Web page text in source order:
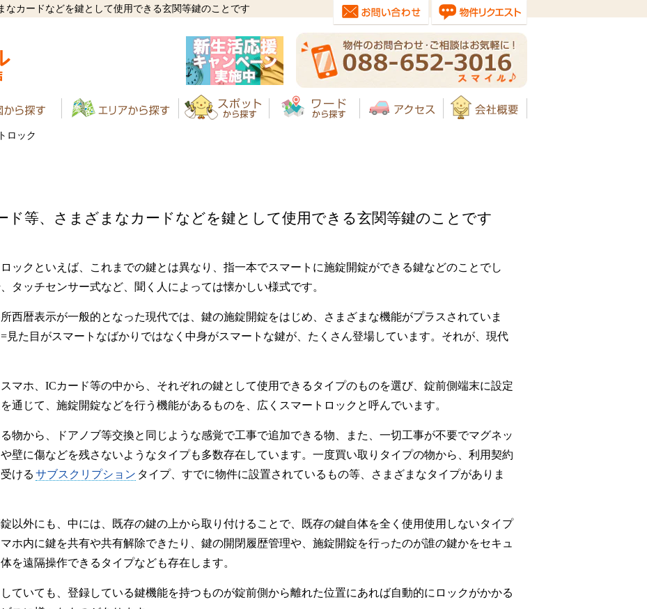
なカードなどを鍵として使用できる玄関等鍵のことです
ロック
ド等、さまざまなカードなどを鍵として使用できる玄関等鍵のことです
ックといえば、これまでの鍵とは異なり、指一本でスマートに施錠開錠ができる鍵などのことでし
タッチセンサー式など、聞く人によっては懐かしい様式です。
西暦表示が一般的となった現代では、鍵の施錠開錠をはじめ、さまざまな機能がプラスされていま
見た目がスマートなばかりではなく中身がスマートな鍵が、たくさん登場しています。それが、現代
マホ、ICカード等の中から、それぞれの鍵として使用できるタイプのものを選び、錠前側端末に設定
通じて、施錠開錠などを行う機能があるものを、広くスマートロックと呼んでいます。
物から、ドアノブ等交換と同じような感覚で工事で追加できる物、また、一切工事が不要でマグネッ
壁に傷などを残さないようなタイプも多数存在しています。一度買い取りタイプの物から、利用契約
ける サブスクリプション タイプ、すでに物件に設置されているもの等、さまざまなタイプがありま
以外にも、中には、既存の鍵の上から取り付けることで、既存の鍵自体を全く使用使用しないタイプ
ホ内に鍵を共有や共有解除できたり、鍵の開閉履歴管理や、施錠開錠を行ったのが誰の鍵かをセキュ
を遠隔操作できるタイプなども存在します。
ていても、登録している鍵機能を持つものが錠前側から離れた位置にあれば自動的にロックがかかる